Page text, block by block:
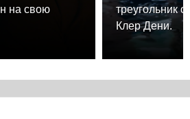
на свою
треугольник
Клер Дени.